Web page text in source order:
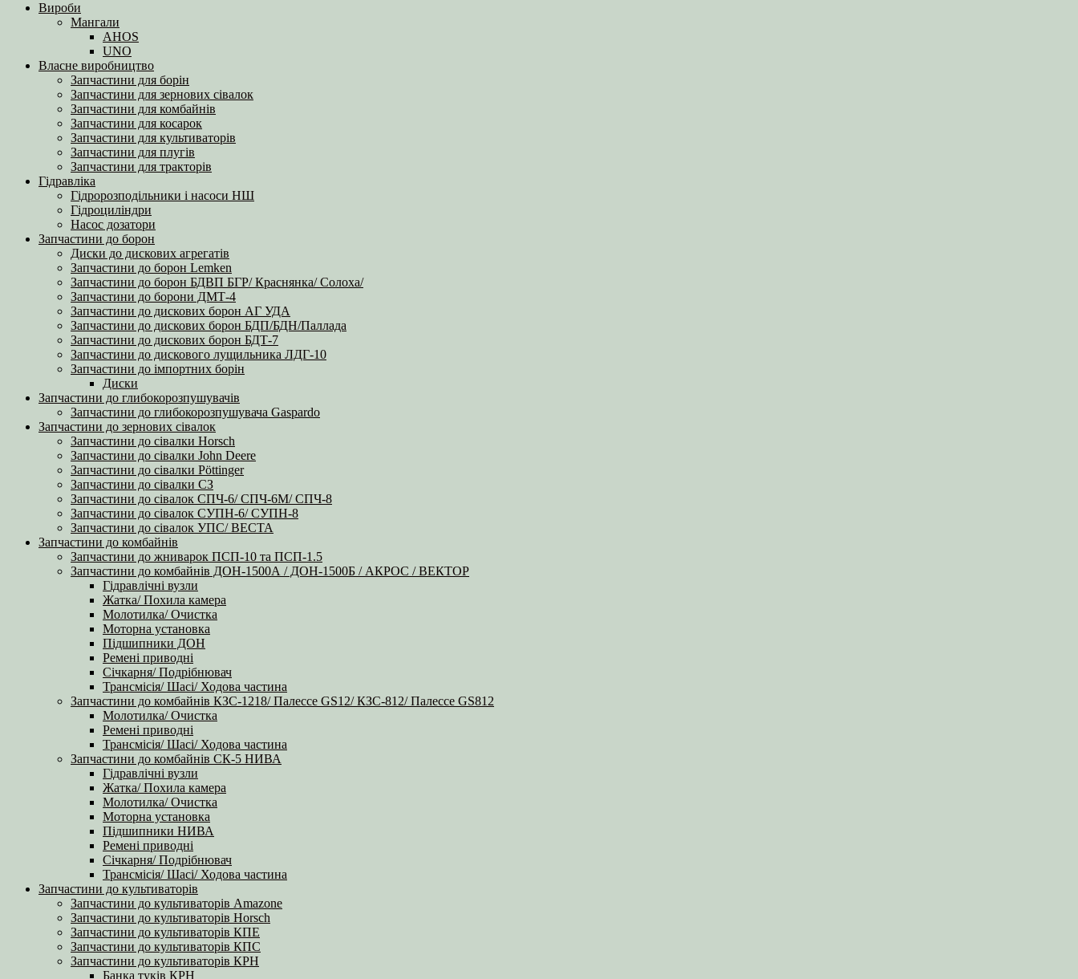
Вироби
Мангали
AHOS
UNO
Власне виробництво
Запчастини для борін
Запчастини для зернових сівалок
Запчастини для комбайнів
Запчастини для косарок
Запчастини для культиваторів
Запчастини для плугів
Запчастини для тракторів
Гідравліка
Гідророзподільники і насоси НШ
Гідроциліндри
Насос дозатори
Запчастини до борон
Диски до дискових агрегатів
Запчастини до борон Lemken
Запчастини до борон БДВП БГР/ Краснянка/ Солоха/
Запчастини до борони ДМТ-4
Запчастини до дискових борон АГ УДА
Запчастини до дискових борон БДП/БДН/Паллада
Запчастини до дискових борон БДТ-7
Запчастини до дискового лущильника ЛДГ-10
Запчастини до імпортних борін
Диски
Запчастини до глибокорозпушувачів
Запчастини до глибокорозпушувача Gaspardo
Запчастини до зернових сівалок
Запчастини до сівалки Horsch
Запчастини до сівалки John Deere
Запчастини до сівалки Pöttinger
Запчастини до сівалки СЗ
Запчастини до сівалок СПЧ-6/ СПЧ-6М/ СПЧ-8
Запчастини до сівалок СУПН-6/ СУПН-8
Запчастини до сівалок УПС/ ВЕСТА
Запчастини до комбайнів
Запчастини до жниварок ПСП-10 та ПСП-1.5
Запчастини до комбайнів ДОН-1500А / ДОН-1500Б / АКРОС / ВЕКТОР
Гідравлічні вузли
Жатка/ Похила камера
Молотилка/ Очистка
Моторна установка
Підшипники ДОН
Ремені приводні
Січкарня/ Подрібнювач
Трансмісія/ Шасі/ Ходова частина
Запчастини до комбайнів КЗС-1218/ Палессе GS12/ КЗС-812/ Палессе GS812
Молотилка/ Очистка
Ремені приводні
Трансмісія/ Шасі/ Ходова частина
Запчастини до комбайнів СК-5 НИВА
Гідравлічні вузли
Жатка/ Похила камера
Молотилка/ Очистка
Моторна установка
Підшипники НИВА
Ремені приводні
Січкарня/ Подрібнювач
Трансмісія/ Шасі/ Ходова частина
Запчастини до культиваторів
Запчастини до культиваторів Amazone
Запчастини до культиваторів Horsch
Запчастини до культиваторів КПЕ
Запчастини до культиваторів КПС
Запчастини до культиваторів КРН
Банка туків КРН